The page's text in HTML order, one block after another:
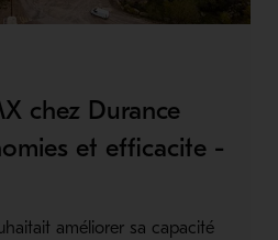
chez Durance
et efficacite -
améliorer sa capacité